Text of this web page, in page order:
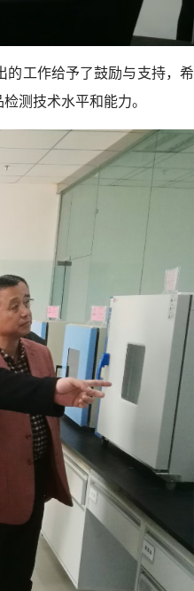
的工作给予了鼓励与支持，希
测技术水平和能力。